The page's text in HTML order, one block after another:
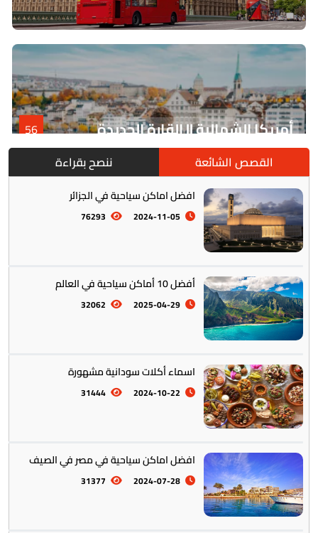
أمريكا الشمالية || القارة الجديدة 56
أمريكا الجنوبية || القارة اللاتينية
أستراليا || أوقيانوسيا
القصص الشائعة ننصح بقراءة
افضل اماكن سياحية في الجزائر
2024-11-05
76293
أفضل 10 أماكن سياحية في العالم
2025-04-29
32062
اسماء أكلات سودانية مشهورة
2024-10-22
31444
افضل اماكن سياحية في مصر في الصيف
2024-07-28
31377